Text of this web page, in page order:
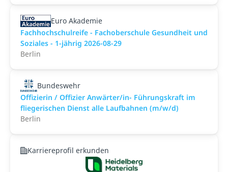
Euro Akademie
Fachhochschulreife - Fachoberschule Gesundheit und
Soziales - 1-jährig 2026-08-29
Berlin
Bundeswehr
Offizierin / Offizier Anwärter/in- Führungskraft im
fliegerischen Dienst alle Laufbahnen (m/w/d)
Berlin
Karriereprofil erkunden